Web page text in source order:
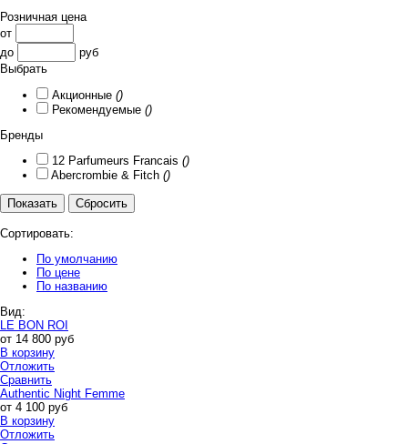
Розничная цена
от
до
руб
Выбрать
Акционные ()
Рекомендуемые ()
Бренды
12 Parfumeurs Francais ()
Abercrombie & Fitch ()
Сортировать:
По умолчанию
По цене
По названию
Вид:
LE BON ROI
от 14 800 руб
В корзину
Отложить
Сравнить
Authentic Night Femme
от 4 100 руб
В корзину
Отложить